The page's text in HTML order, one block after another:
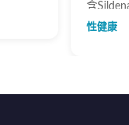
，有效
裝，
含
份，可
100%原
性健康